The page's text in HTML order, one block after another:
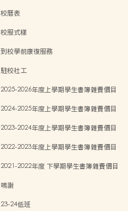
校曆表
校服式樣
到校學前康復服務
駐校社工
2025-2026年度上學期學生書簿雜費價目
2024-2025年度上學期學生書簿雜費價目
2023-2024年度上學期學生書簿雜費價目
2022-2023年度上學期學生書簿雜費價目
2021-2022年度 下學期學生書簿雜費價目
鳴謝
23-24低班